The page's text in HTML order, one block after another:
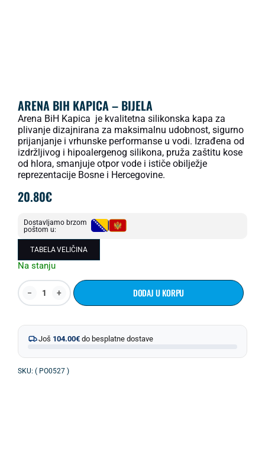
ARENA BIH KAPICA – BIJELA
Arena BiH Kapica je kvalitetna silikonska kapa za
plivanje dizajnirana za maksimalnu udobnost, sigurno
prijanjanje i vrhunske performanse u vodi. Izrađena od
izdržljivog i hipoalergenog silikona, pruža zaštitu kose
od hlora, smanjuje otpor vode i ističe obilježje
reprezentacije Bosne i Hercegovine.
20.80€
Dostavljamo brzom
poštom u:
TABELA VELIČINA
Na stanju
DODAJ U KORPU
Još 104.00€ do besplatne dostave
SKU: ( PO0527 )